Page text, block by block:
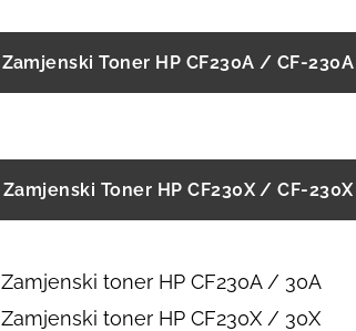
Zamjenski Toner HP CF230A / CF-
Zamjenski Toner HP CF230X / CF-
Zamjenski toner HP CF230A / 30A
Zamjenski toner HP CF230X / 30X